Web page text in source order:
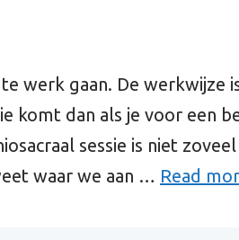
werk gaan. De werkwijze
komt dan als je voor een
sessie is niet
waar we aan … Read